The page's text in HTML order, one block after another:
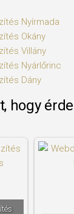
Nyírmada
Okány
Villány
Nyárlőrinc
Dány
hogy